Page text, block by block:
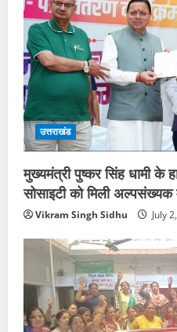
उत्तराखंड
मुख्यमंत्री पुष्कर सिंह धामी
सोसाइटी को मिली अल्पसंख्यक
Vikram Singh Sidhu July